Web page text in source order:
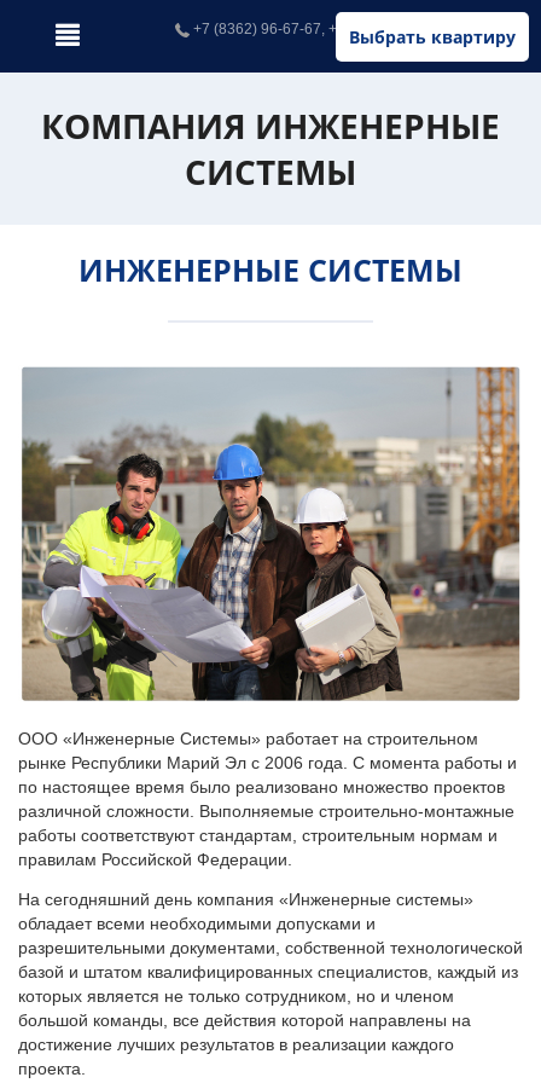
Выбрать квартиру
+7 (8362) 96-67-67, +7 (902) 326-67-67
КОМПАНИЯ ИНЖЕНЕРНЫЕ
СИСТЕМЫ
ИНЖЕНЕРНЫЕ СИСТЕМЫ
ООО «Инженерные Системы» работает на строительном
рынке Республики Марий Эл с 2006 года. С момента работы и
по настоящее время было реализовано множество проектов
различной сложности. Выполняемые строительно-монтажные
работы соответствуют стандартам, строительным нормам и
правилам Российской Федерации.
На сегодняшний день компания «Инженерные системы»
обладает всеми необходимыми допусками и
разрешительными документами, собственной технологической
базой и штатом квалифицированных специалистов, каждый из
которых является не только сотрудником, но и членом
большой команды, все действия которой направлены на
достижение лучших результатов в реализации каждого
проекта.